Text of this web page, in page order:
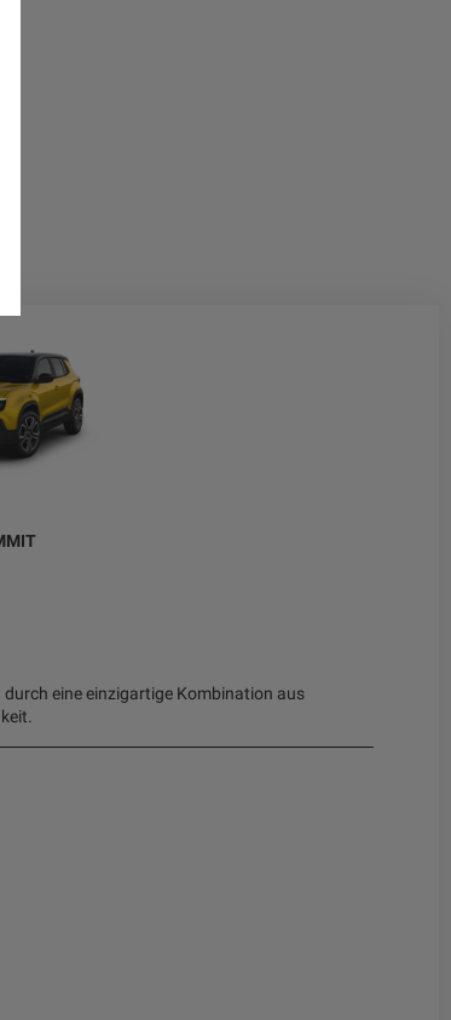
eine einzigartige Kombination aus